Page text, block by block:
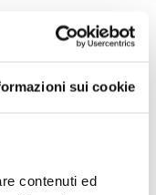
sui cookie
contenuti ed